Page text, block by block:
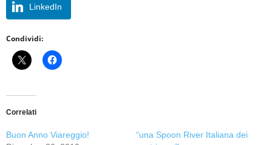
LinkedIn
Condividi:
Correlati
Buon Anno Viareggio!
“una Spoon River Italiana dei